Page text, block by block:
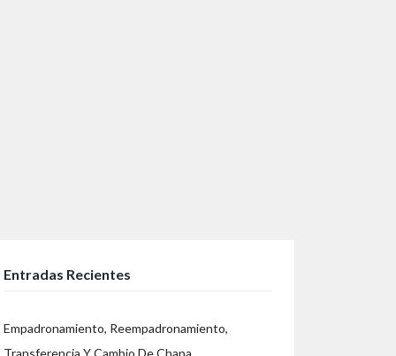
Entradas Recientes
Empadronamiento, Reempadronamiento,
Transferencia Y Cambio De Chapa